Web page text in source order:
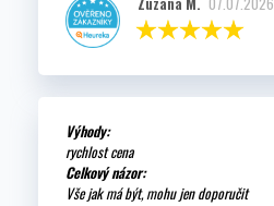
Výhody:
rychlost cena
Celkový názor:
Vše jak má být, mohu jen doporučit